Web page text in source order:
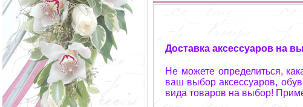
Доставка аксессуаров на
Не можете определиться,
ваш выбор аксессуаров,
вида товаров на выбор!